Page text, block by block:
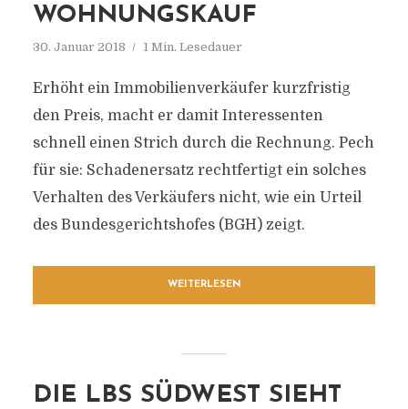
WOHNUNGSKAUF
30. Januar 2018 1 Min. Lesedauer
Erhöht ein Immobilienverkäufer kurzfristig
den Preis, macht er damit Interessenten
schnell einen Strich durch die Rechnung. Pech
für sie: Schadenersatz rechtfertigt ein solches
Verhalten des Verkäufers nicht, wie ein Urteil
des Bundesgerichtshofes (BGH) zeigt.
WEITERLESEN
DIE LBS SÜDWEST SIEHT